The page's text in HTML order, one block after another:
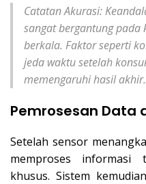
Catatan Akurasi:
sangat bergantung pada
berkala. Faktor seperti
jeda waktu setelah
memengaruhi hasil akhir.
Pemrosesan Data
Setelah sensor
memproses informasi
khusus. Sistem